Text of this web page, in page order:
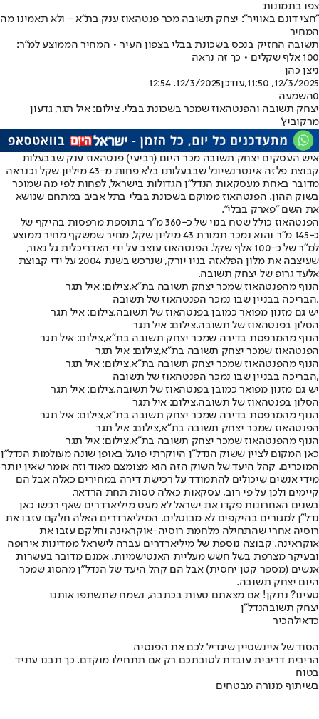
צפו בתמונות
"חצי דונם באוויר": יצחק תשובה מכר פנטהאוז ענק בת"א - ולא תאמינו מה
המחיר
תשובה החזיק בנכס בשכונת בבלי בצפון העיר • המחיר הממוצע למ"ר:
100 אלף שקלים • כך זה נראה
ניצן כהן
12/3/2025, 11:50
,עודכן12/3/2025, 12:54
0השמעה
יצחק תשובה והפנטהאוז שמכר בשכונת בבלי. צילום: איל תגר, גדעון
מרקוביץ'
איש העסקים יצחק תשובה מכר היום (רביעי) פנטהאוז ענק שבבעלות
קבוצת פלזה אינטרנשיונל שבבעלותו בלא פחות מ-43 מיליון שקל וכנראה
מדובר באחת מעסקאות הנדל"ן הגדולות בישראל, לפחות לפי מה שמוכר
בשוק ההון. הפנטהאוז ממוקם בשכונת בבלי בתל אביב במתחם שנושא
את השם "פארק בבלי".
הפנטהאוז כולל שטח בנוי של כ-360 מ״ר בתוספת מרפסות בהיקף של
כ-145 מ״ר והוא נמכר תמורת 43 מיליון שקל, מחיר שמשקף מחיר ממוצע
למ״ר של כ-100 אלף שקל. הפנטהאוז עוצב על ידי האדריכלית גל נאור,
שעיצבה את מלון הפלאזה בניו יורק, שנרכש בשנת 2004 על ידי קבוצת
אלעד גרופ של יצחק תשובה.
הנוף מהפנטהאוז שמכר יצחק תשובה בת"א,צילום: איל תגר
הבריכה בבניין שבו נמכר הפנטהאוז של תשובה,
יש גם מזנון מפואר כמובן בפנטהאוז של תשובה,צילום: איל תגר
הסלון בפנטהאוז של תשובה,צילום: איל תגר
הנוף מהמרפסת בדירה שמכר יצחק תשובה בת"א,צילום: איל תגר
הפנטהאוז שמכר יצחק תשובה בת"א,צילום: איל תגר
הנוף מהפנטהאוז שמכר יצחק תשובה בת"א,צילום: איל תגר
הבריכה בבניין שבו נמכר הפנטהאוז של תשובה,
יש גם מזנון מפואר כמובן בפנטהאוז של תשובה,צילום: איל תגר
הסלון בפנטהאוז של תשובה,צילום: איל תגר
הנוף מהמרפסת בדירה שמכר יצחק תשובה בת"א,צילום: איל תגר
הפנטהאוז שמכר יצחק תשובה בת"א,צילום: איל תגר
הנוף מהפנטהאוז שמכר יצחק תשובה בת"א,צילום: איל תגר
כאן המקום לציין ששוק הנדל"ן היוקרתי פועל באופן שונה מעולמות הנדל"ן
המוכרים. קהל היעד של השוק הזה הוא מצומצם מאוד וזה אומר שאין יותר
מידי אנשים שיכולים להתמודד על רכישת דירה במחירים כאלה אבל הם
קיימים ולכן על פי רוב, עסקאות כאלה טסות תחת הרדאר.
בשנים האחרונות פקדו את ישראל לא מעט מיליארדרים שאף רכשו כאן
נדל"ן למגורים בהיקפים לא מבוטלים. המיליארדרים האלה חלקם עזבו את
רוסיה אחרי שהתחילה מלחמת רוסיה-אוקראינה וחלקם עזבו את
אוקראינה. קבוצה נוספת של מיליארדרים עברה לישראל ממדינות אירופה
ובעיקר מצרפת בשל חשש מעליית האנטישמיות. אמנם מדובר בעשרות
אנשים (מספר קטן יחסית) אבל הם קהל היעד של הנדל"ן מהסוג שמכר
היום יצחק תשובה.
טעינו? נתקן! אם מצאתם טעות בכתבה, נשמח שתשתפו אותנו
יצחק תשובהנדל"ן
כדאילהכיר
הסוד של איינשטיין שיגדיל לכם את הפנסיה
הריבית דריבית עובדת לטובתכם רק אם תתחילו מוקדם. כך תבנו עתיד
בטוח
בשיתוף מנורה מבטחים